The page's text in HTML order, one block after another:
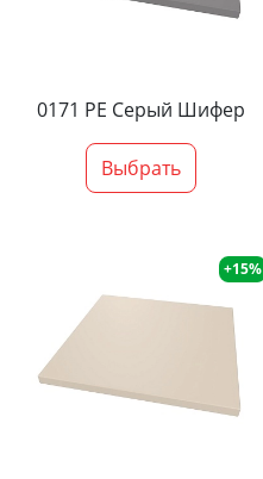
0171 PE Серый Шифер
Выбрать
+15%